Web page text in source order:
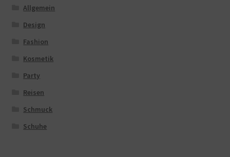
Allgemein
Design
Fashion
Kosmetik
Party
Reisen
Schmuck
Schuhe